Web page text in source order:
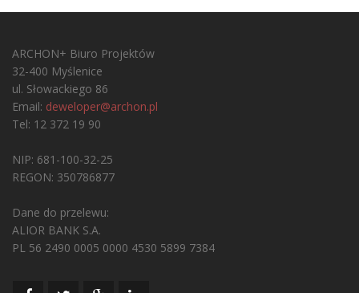
ARCHON+ Biuro Projektów
32-400 Myślenice
ul. Słowackiego 86
Email: deweloper@archon.pl
Tel: 12 372 19 90
NIP: 681-100-32-25
REGON: 350786877
Dane do przelewu:
ALIOR BANK S.A.
PL 56 2490 0005 0000 4530 5899 7384